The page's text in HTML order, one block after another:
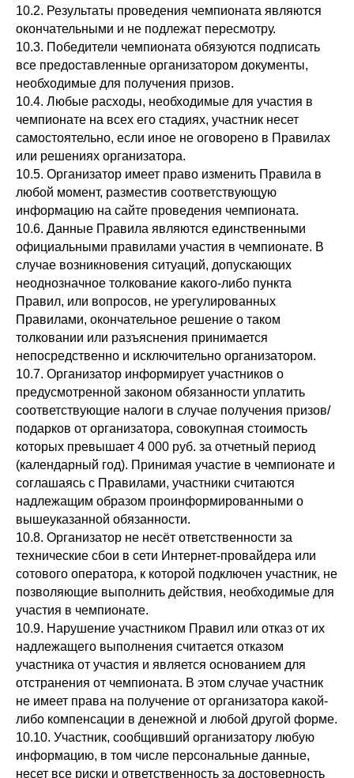
10.2. Результаты проведения чемпионата являются
окончательными и не подлежат пересмотру.
10.3. Победители чемпионата обязуются подписать
все предоставленные организатором документы,
необходимые для получения призов.
10.4. Любые расходы, необходимые для участия в
чемпионате на всех его стадиях, участник несет
самостоятельно, если иное не оговорено в Правилах
или решениях организатора.
10.5. Организатор имеет право изменить Правила в
любой момент, разместив соответствующую
информацию на сайте проведения чемпионата.
10.6. Данные Правила являются единственными
официальными правилами участия в чемпионате. В
случае возникновения ситуаций, допускающих
неоднозначное толкование какого-либо пункта
Правил, или вопросов, не урегулированных
Правилами, окончательное решение о таком
толковании или разъяснения принимается
непосредственно и исключительно организатором.
10.7. Организатор информирует участников о
предусмотренной законом обязанности уплатить
соответствующие налоги в случае получения призов/
подарков от организатора, совокупная стоимость
которых превышает 4 000 руб. за отчетный период
(календарный год). Принимая участие в чемпионате и
соглашаясь с Правилами, участники считаются
надлежащим образом проинформированными о
вышеуказанной обязанности.
10.8. Организатор не несёт ответственности за
технические сбои в сети Интернет-провайдера или
сотового оператора, к которой подключен участник, не
позволяющие выполнить действия, необходимые для
участия в чемпионате.
10.9. Нарушение участником Правил или отказ от их
надлежащего выполнения считается отказом
участника от участия и является основанием для
отстранения от чемпионата. В этом случае участник
не имеет права на получение от организатора какой-
либо компенсации в денежной и любой другой форме.
10.10. Участник, сообщивший организатору любую
информацию, в том числе персональные данные,
несет все риски и ответственность за достоверность